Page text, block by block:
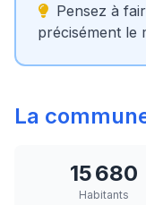
Pensez à
précisément le
La
15 680
Habitants